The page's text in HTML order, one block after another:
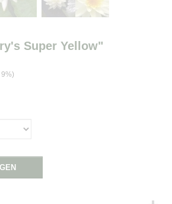
Super Yellow"